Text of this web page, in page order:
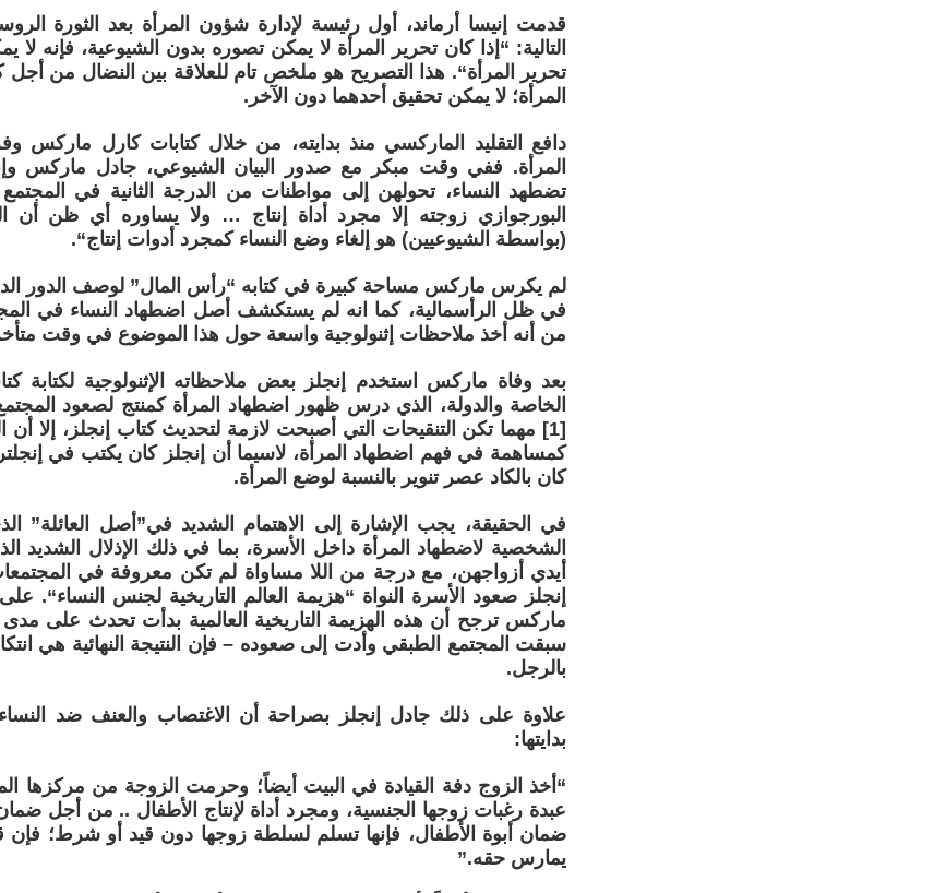
التالية: “إذا كان تحرير المرأة لا يمكن تصوره بدون الشيوعية، فإنه
تحرير المرأة“. هذا التصريح هو ملخص تام للعلاقة بين النضال من أجل
المرأة؛ لا يمكن تحقيق أحدهما دون الآخر.
دافع التقليد الماركسي منذ بدايته، من خلال كتابات كارل ماركس
المرأة. ففي وقت مبكر مع صدور البيان الشيوعي، جادل ماركس
تضطهد النساء، تحولهن إلى مواطنات من الدرجة الثانية في
البورجوازي زوجته إلا مجرد أداة إنتاج … ولا يساوره أي ظن أن
(بواسطة الشيوعيين) هو إلغاء وضع النساء كمجرد أدوات إنتاج“.
لم يكرس ماركس مساحة كبيرة في كتابه “رأس المال” لوصف الدور
في ظل الرأسمالية، كما انه لم يستكشف أصل اضطهاد النساء في
من أنه أخذ ملاحظات إثنولوجية واسعة حول هذا الموضوع في وقت
بعد وفاة ماركس استخدم إنجلز بعض ملاحظاته الإثنولوجية لكتابة
الخاصة والدولة، الذي درس ظهور اضطهاد المرأة كمنتج لصعود
[1] مهما تكن التنقيحات التي أصبحت لازمة لتحديث كتاب إنجلز، إلا أن
كمساهمة في فهم اضطهاد المرأة، لاسيما أن إنجلز كان يكتب في
كان بالكاد عصر تنوير بالنسبة لوضع المرأة.
في الحقيقة، يجب الإشارة إلى الاهتمام الشديد في”أصل العائلة”
الشخصية لاضطهاد المرأة داخل الأسرة، بما في ذلك الإذلال الشديد
أيدي أزواجهن، مع درجة من اللا مساواة لم تكن معروفة في
إنجلز صعود الأسرة النواة “هزيمة العالم التاريخية لجنس النساء“.
ماركس ترجح أن هذه الهزيمة التاريخية العالمية بدأت تحدث على
سبقت المجتمع الطبقي وأدت إلى صعوده – فإن النتيجة النهائية هي
بالرجل.
علاوة على ذلك جادل إنجلز بصراحة أن الاغتصاب والعنف ضد
بدايتها:
“أخذ الزوج دفة القيادة في البيت أيضاً؛ وحرمت الزوجة من مركزها
عبدة رغبات زوجها الجنسية، ومجرد أداة لإنتاج الأطفال .. من أجل
ضمان أبوة الأطفال، فإنها تسلم لسلطة زوجها دون قيد أو شرط؛ فإن
يمارس حقه.”